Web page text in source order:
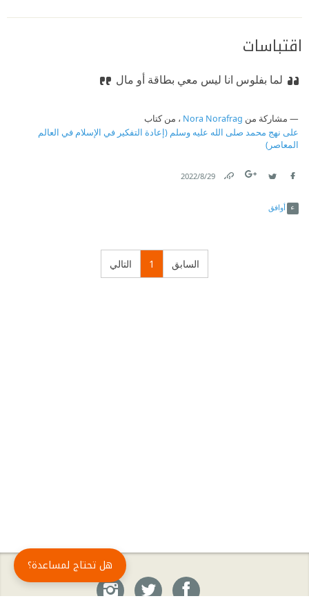
اقتباسات
لما بفلوس انا ليس معي بطاقة أو مال
مشاركة من Nora Norafrag ، من كتاب
على نهج محمد صلى الله عليه وسلم (إعادة التفكير في الإسلام في العالم
المعاصر)
29‏/8‏/2022
أوافق
السابق 1 التالي
هل تحتاج لمساعدة؟